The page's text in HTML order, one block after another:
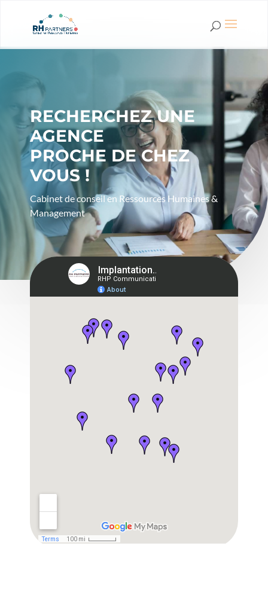
RECHERCHEZ UNE
AGENCE
PROCHE DE CHEZ
VOUS !
Cabinet de conseil en Ressources Humaines &
Management